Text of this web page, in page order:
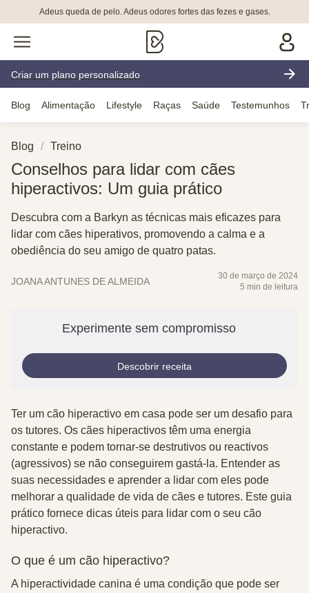
Adeus queda de pelo. Adeus odores fortes das fezes e gases.
Criar um plano personalizado
Blog Alimentação Lifestyle Raças Saúde Testemunhos
Blog Treino
Conselhos para lidar com cães
hiperactivos: Um guia prático
Descubra com a Barkyn as técnicas mais eficazes para
lidar com cães hiperativos, promovendo a calma e a
obediência do seu amigo de quatro patas.
JOANA ANTUNES DE ALMEIDA
30 de março de 2024
5 min de leitura
Experimente sem compromisso
Descobrir receita
Ter um cão hiperactivo em casa pode ser um desafio para
os tutores. Os cães hiperactivos têm uma energia
constante e podem tornar-se destrutivos ou reactivos
(agressivos) se não conseguirem gastá-la. Entender as
suas necessidades e aprender a lidar com eles pode
melhorar a qualidade de vida de cães e tutores. Este guia
prático fornece dicas úteis para lidar com o seu cão
hiperactivo.
O que é um cão hiperactivo?
A hiperactividade canina é uma condição que pode ser